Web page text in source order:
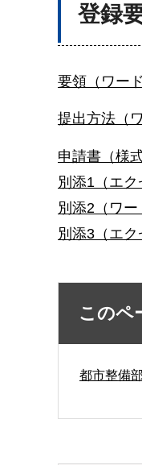
登録
要領（ワー
提出方法（
申請書（様
別添1（エク
別添2（ワー
別添3（エク
このペ
都市整備